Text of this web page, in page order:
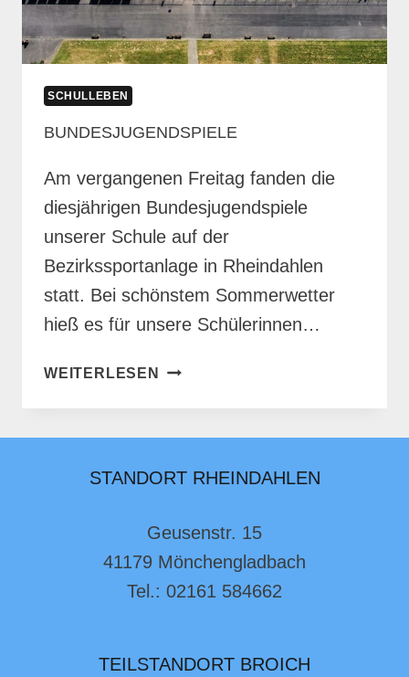
SCHULLEBEN
BUNDESJUGENDSPIELE
Am vergangenen Freitag fanden die
diesjährigen Bundesjugendspiele
unserer Schule auf der
Bezirkssportanlage in Rheindahlen
statt. Bei schönstem Sommerwetter
hieß es für unsere Schülerinnen…
WEITERLESEN BUNDESJUGENDSPIELE
STANDORT RHEINDAHLEN
Geusenstr. 15
41179 Mönchengladbach
Tel.: 02161 584662
TEILSTANDORT BROICH